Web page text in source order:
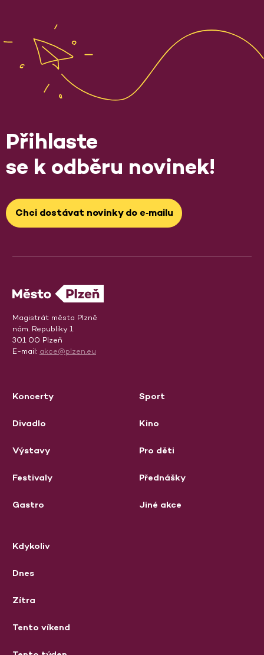
Přihlaste
se k odběru novinek!
Chci dostávat novinky do e‑mailu
Magistrát města Plzně
nám. Republiky 1
301 00 Plzeň
E-mail: akce@plzen.eu
Koncerty
Divadlo
Výstavy
Festivaly
Gastro
Sport
Kino
Pro děti
Přednášky
Jiné akce
Kdykoliv
Dnes
Zítra
Tento víkend